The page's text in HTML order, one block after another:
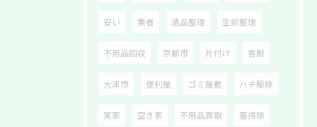
安い 業者 遺品整理 生前整理
不用品回収 京都市 片付け 害獣
大津市 便利屋 ゴミ屋敷 ハチ駆除
実家 空き家 不用品買取 墓掃除